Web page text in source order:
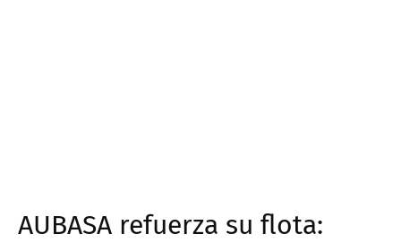
AUBASA refuerza su flota: